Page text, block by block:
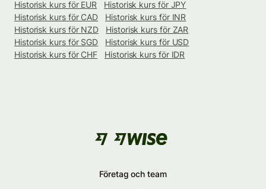
Historisk kurs för EUR
Historisk kurs för JPY
Historisk kurs för CAD
Historisk kurs för INR
Historisk kurs för NZD
Historisk kurs för ZAR
Historisk kurs för SGD
Historisk kurs för USD
Historisk kurs för CHF
Historisk kurs för IDR
Företag och team